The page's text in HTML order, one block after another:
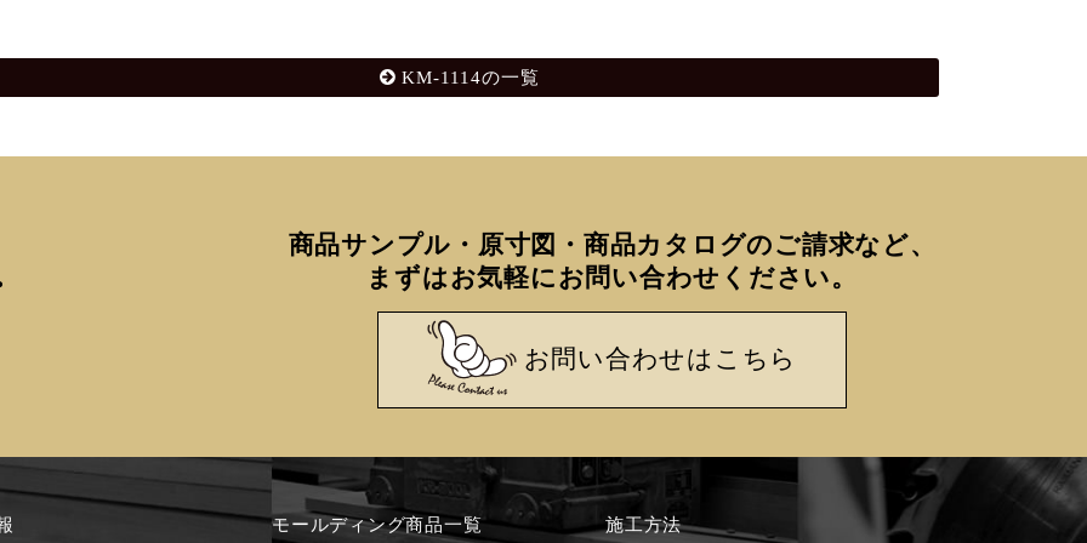
KM-1114の一覧
商品サンプル・原寸図・商品カタログのご請求など、
まずはお気軽にお問い合わせください。
お問い合わせはこちら
モールディング商品一覧 施工方法